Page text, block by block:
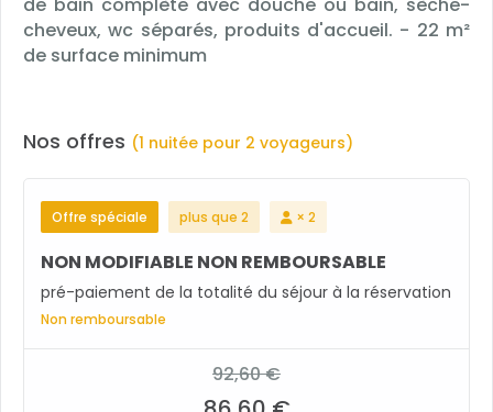
cheveux, wc séparés, produits d'accueil. - 22 m²
de surface minimum
Nos offres (1 nuitée pour 2 voyageurs)
Offre spéciale plus que 2 × 2
NON MODIFIABLE NON REMBOURSABLE
pré-paiement de la totalité du séjour à la réservation
Non remboursable
92,60 €